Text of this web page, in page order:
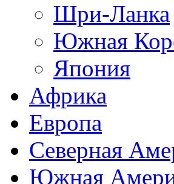
Шри-Ланка
Южная
Япония
Африка
Европа
Северная
Южная